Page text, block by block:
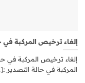
إلغاء ترخيص المركبة في
إلغاء ترخيص المركبة في
المركبة في حالة التصدير